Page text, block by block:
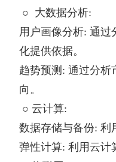
○ 大数据分析:
用户画像分析: 通
化提供依据。
趋势预测: 通过分析
向。
○ 云计算:
数据存储与备份: 利
弹性计算: 利用云计